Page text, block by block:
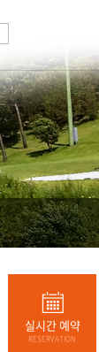
실시간 예약
RESERVATION